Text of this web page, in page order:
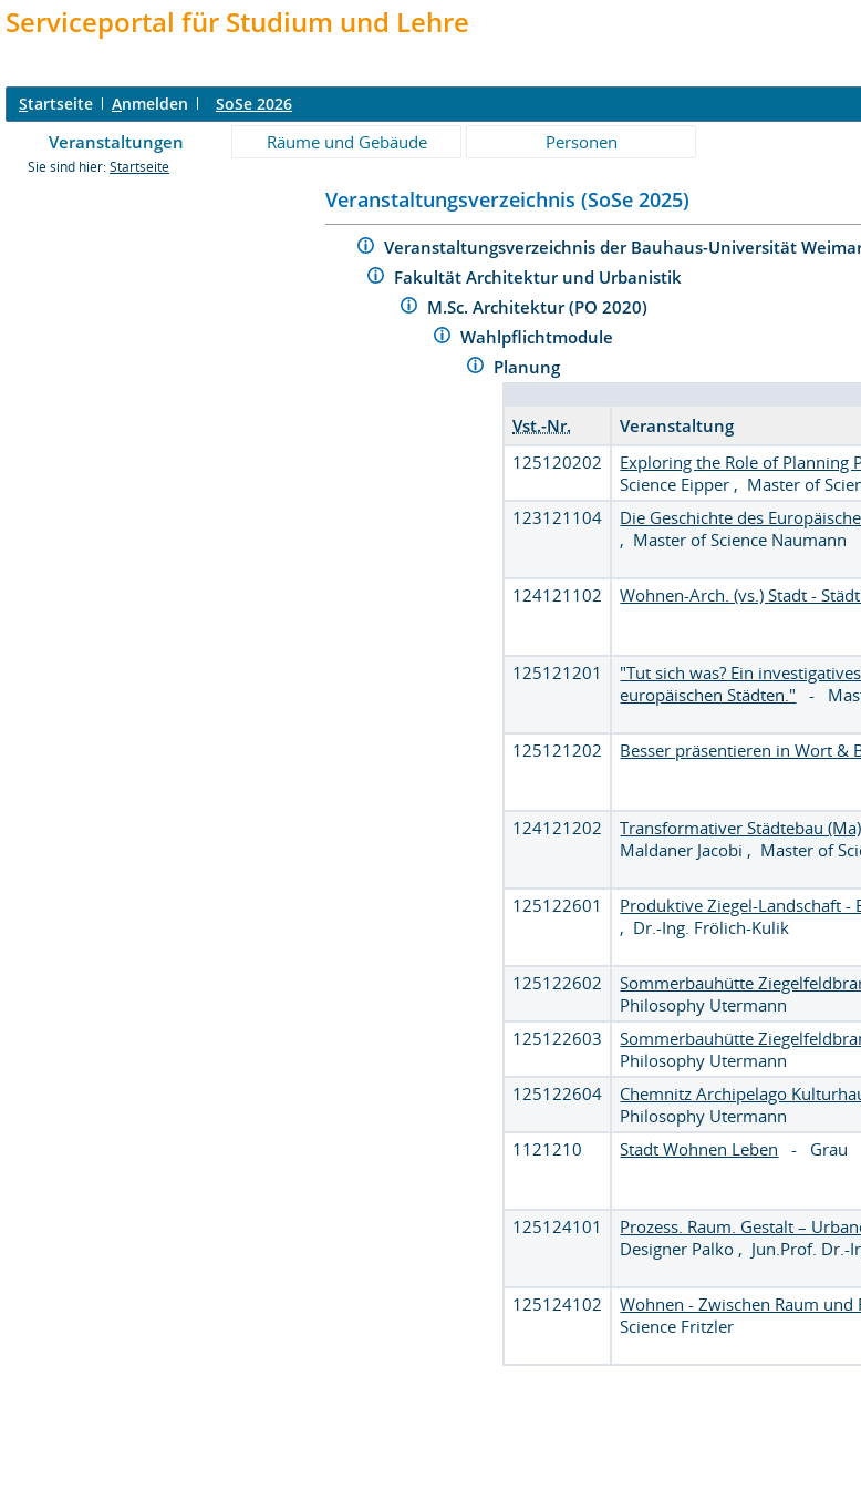
Serviceportal für Studium und Lehre
Startseite Anmelden SoSe 2026
Veranstaltungen Räume und Gebäude Personen
Sie sind hier: Startseite
Veranstaltungsverzeichnis (SoSe 2025)
Veranstaltungsverzeichnis der Bauhaus-Universität
Fakultät Architektur und Urbanistik
M.Sc. Architektur (PO 2020)
Wahlpflichtmodule
Planung
Vst.-Nr. Veranstaltung
125120202
Exploring the Role of Planning
Science Eipper , Master of
123121104 Die Geschichte des
, Master of Science Naumann
124121102
Wohnen-Arch. (vs.) Stadt -
125121201
"Tut sich was? Ein
europäischen Städten." -
125121202
Besser präsentieren in Wort &
124121202
Transformativer Städtebau (Ma)
Maldaner Jacobi , Master of
125122601
Produktive Ziegel-Landschaft -
, Dr.-Ing. Frölich-Kulik
125122602
Sommerbauhütte
Philosophy Utermann
125122603 Sommerbauhütte
Philosophy Utermann
125122604 Chemnitz Archipelago
Philosophy Utermann
1121210 Stadt Wohnen Leben - Grau
125124101
Prozess. Raum. Gestalt –
Designer Palko , Jun.Prof. Dr.-
125124102
Wohnen - Zwischen Raum und
Science Fritzler